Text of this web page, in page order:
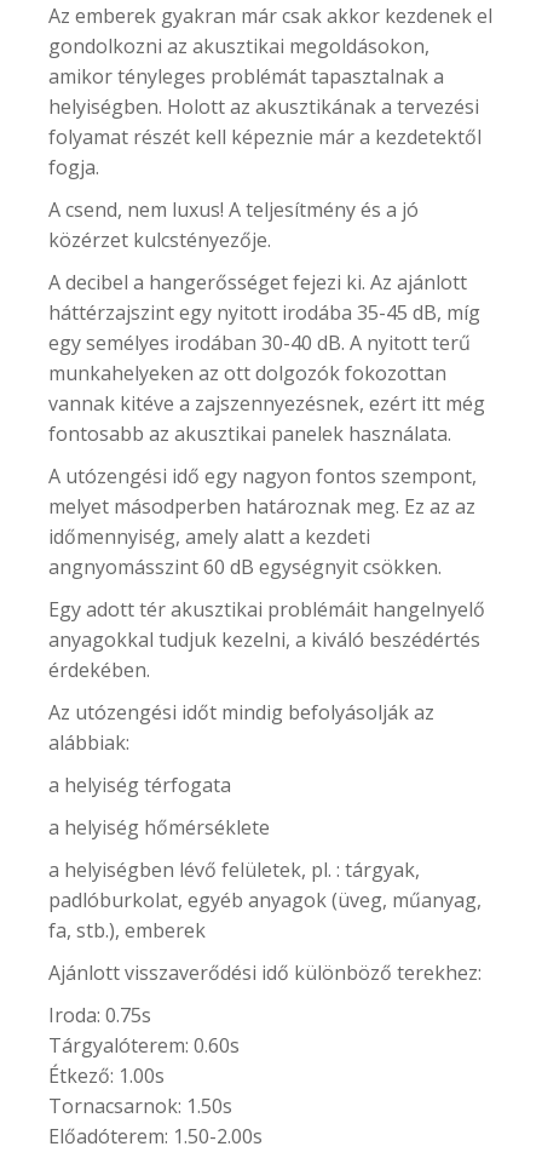
Az emberek gyakran már csak akkor kezdenek el
gondolkozni az akusztikai megoldásokon,
amikor tényleges problémát tapasztalnak a
helyiségben. Holott az akusztikának a tervezési
folyamat részét kell képeznie már a kezdetektől
fogja.
A csend, nem luxus! A teljesítmény és a jó
közérzet kulcstényezője.
A decibel a hangerősséget fejezi ki. Az ajánlott
háttérzajszint egy nyitott irodába 35-45 dB, míg
egy semélyes irodában 30-40 dB. A nyitott terű
munkahelyeken az ott dolgozók fokozottan
vannak kitéve a zajszennyezésnek, ezért itt még
fontosabb az akusztikai panelek használata.
A utózengési idő egy nagyon fontos szempont,
melyet másodperben határoznak meg. Ez az az
időmennyiség, amely alatt a kezdeti
angnyomásszint 60 dB egységnyit csökken.
Egy adott tér akusztikai problémáit hangelnyelő
anyagokkal tudjuk kezelni, a kiváló beszédértés
érdekében.
Az utózengési időt mindig befolyásolják az
alábbiak:
a helyiség térfogata
a helyiség hőmérséklete
a helyiségben lévő felületek, pl. : tárgyak,
padlóburkolat, egyéb anyagok (üveg, műanyag,
fa, stb.), emberek
Ajánlott visszaverődési idő különböző terekhez:
Iroda: 0.75s
Tárgyalóterem: 0.60s
Étkező: 1.00s
Tornacsarnok: 1.50s
Előadóterem: 1.50-2.00s